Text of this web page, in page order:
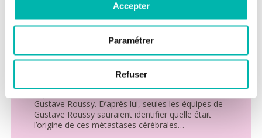
Accepter
Paramétrer
Refuser
de nausées, d’une forte sensation de grosse tête
et de violents vertiges qui provoquaient des chutes
L’IRM que mon médecin m’a prescrite avait montré
que mon cerveau était envahi de métastases.
Transportée en urgence à l’hôpital Sainte-Anne, j’ai
Gustave Roussy. D’après lui, seules les équipes de
Gustave Roussy sauraient identifier quelle était
l’origine de ces métastases cérébrales…